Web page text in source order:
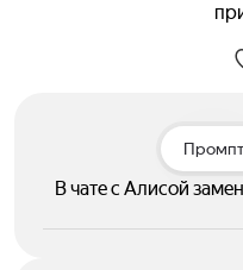
Промпт
В чате с Алисой